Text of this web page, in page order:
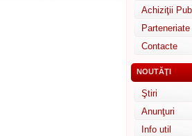
Achiziţii
Parteneriate
Contacte
NOUTĂŢI
Ştiri
Anunţuri
Info util